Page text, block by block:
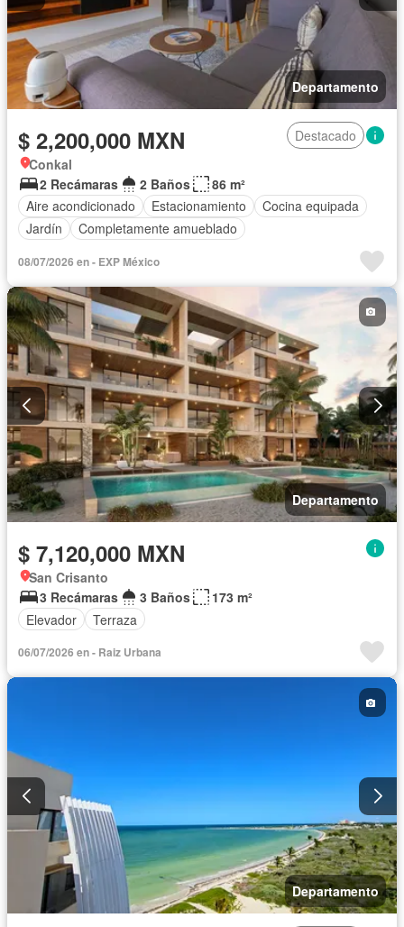
Departamento
$ 2,200,000 MXN
Destacado
Conkal
2 Recámaras
2 Baños
86 m²
Aire acondicionado
Estacionamiento
Cocina equipada
Jardín
Completamente amueblado
08/07/2026 en - EXP México
Departamento
$ 7,120,000 MXN
San Crisanto
3 Recámaras
3 Baños
173 m²
Elevador
Terraza
06/07/2026 en - Raiz Urbana
Departamento